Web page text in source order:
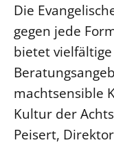
Die
gegen jede
bietet
machtsensible
Kultur der
Peisert,
FREIE STELLEN
Arbeit und
Demokratie
Generationen
Kinder und
Kultur und
Ökumene und
Suche